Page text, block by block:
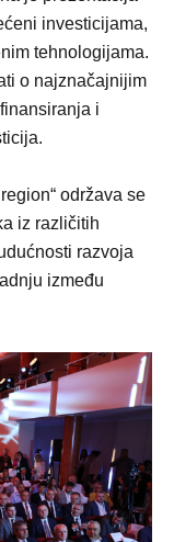
investicijama,
tehnologijama.
o najznačajnijim
i
održava se
iz različitih
razvoja
između